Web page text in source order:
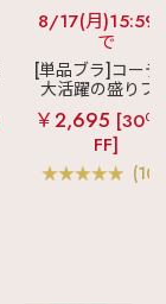
8/17(月)15:59
で
[単品ブラ]コーデ
大活躍の盛りブ
ショートレン
ス ブラトップ 超
ブラ(R) 単品ブ
ャー
￥2,695 [30
FF]